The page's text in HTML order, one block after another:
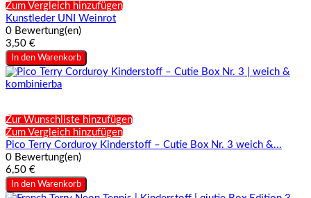
Zum Vergleich hinzufügen
Kunstleder UNI Weinrot
0 Bewertung(en)
3,50 €
In den Warenkorb
Zur Wunschliste hinzufügen
Zum Vergleich hinzufügen
Pico Terry Corduroy Kinderstoff – Cutie Box Nr. 3 weich &...
0 Bewertung(en)
6,50 €
In den Warenkorb